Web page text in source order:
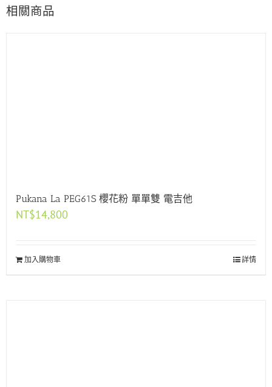
相關商品
Pukana La PEG61S 櫻花粉 單單雙 電吉他
NT$14,800
加入購物車 詳情